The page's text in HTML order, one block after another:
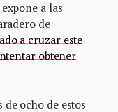
a las
de
a cruzar este
obtener
ocho de estos